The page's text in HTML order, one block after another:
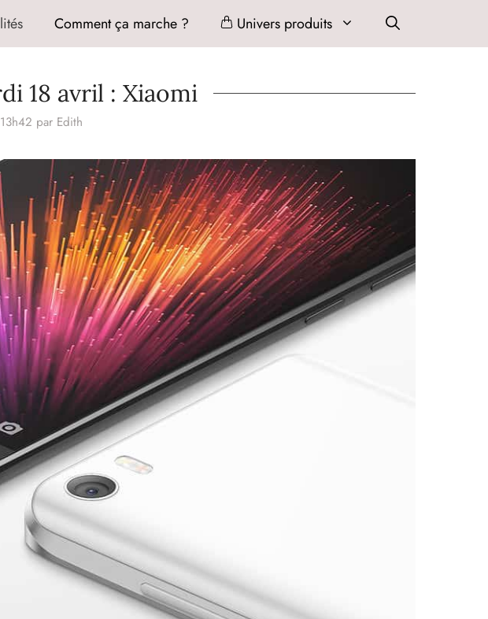
Comment ça marche ? Univers produits
18 avril : Xiaomi
par Edith